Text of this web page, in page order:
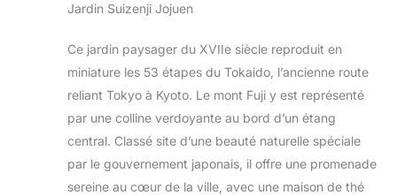
Jardin Suizenji Jojuen
Ce jardin paysager du XVIIe siècle reproduit en
miniature les 53 étapes du Tokaido, l’ancienne route
reliant Tokyo à Kyoto. Le mont Fuji y est représenté
par une colline verdoyante au bord d’un étang
central. Classé site d’une beauté naturelle spéciale
par le gouvernement japonais, il offre une promenade
sereine au cœur de la ville, avec une maison de thé